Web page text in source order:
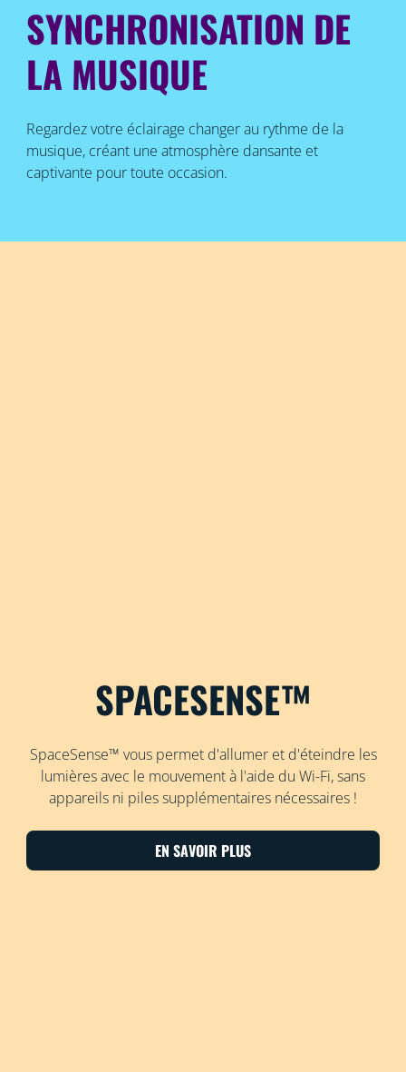
SYNCHRONISATION DE
LA MUSIQUE
Regardez votre éclairage changer au rythme de la
musique, créant une atmosphère dansante et
captivante pour toute occasion.
SPACESENSE™
SpaceSense™ vous permet d'allumer et d'éteindre les
lumières avec le mouvement à l'aide du Wi-Fi, sans
appareils ni piles supplémentaires nécessaires !
EN SAVOIR PLUS